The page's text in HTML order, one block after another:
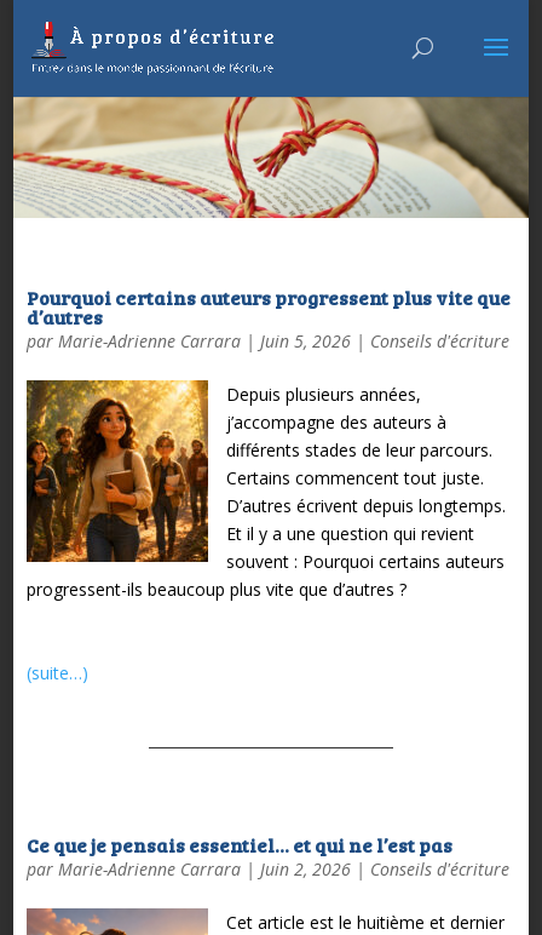
Pourquoi certains auteurs progressent plus vite que
d’autres
par Marie-Adrienne Carrara| Juin 5, 2026| Conseils d'écriture
Depuis plusieurs années,
j’accompagne des auteurs à
différents stades de leur parcours.
Certains commencent tout juste.
D’autres écrivent depuis longtemps.
Et il y a une question qui revient
souvent : Pourquoi certains auteurs
progressent-ils beaucoup plus vite que d’autres ?
(suite…)
Ce que je pensais essentiel… et qui ne l’est pas
par Marie-Adrienne Carrara| Juin 2, 2026| Conseils d'écriture
Cet article est le huitième et dernier